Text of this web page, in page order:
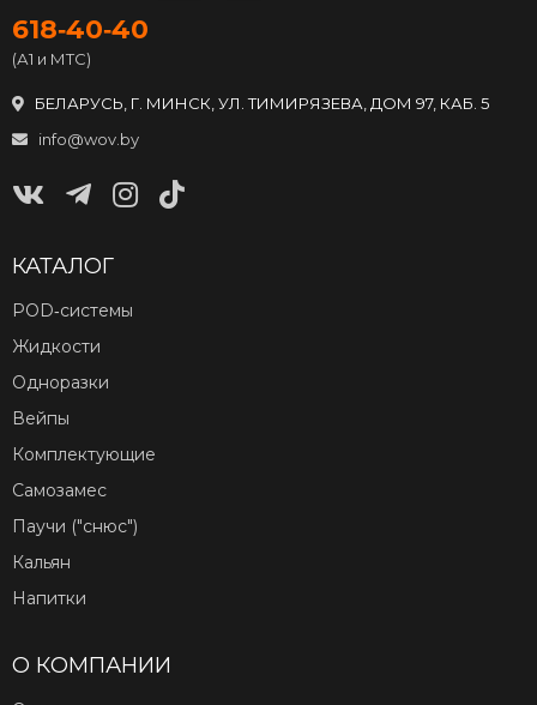
618‑40‑40
(А1 и МТС)
БЕЛАРУСЬ, Г. МИНСК, УЛ. ТИМИРЯЗЕВА, ДОМ 97, КАБ. 5
info@wov.by
КАТАЛОГ
POD‑системы
Жидкости
Одноразки
Вейпы
Комплектующие
Самозамес
Паучи ("снюс")
Кальян
Напитки
О КОМПАНИИ